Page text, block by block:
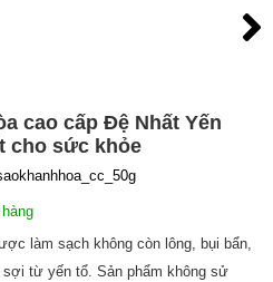
cao cấp Đệ Nhất Yến
cho sức khỏe
làm sạch không còn lông, bụi bẩn,
từ yến tổ. Sản phẩm không sử